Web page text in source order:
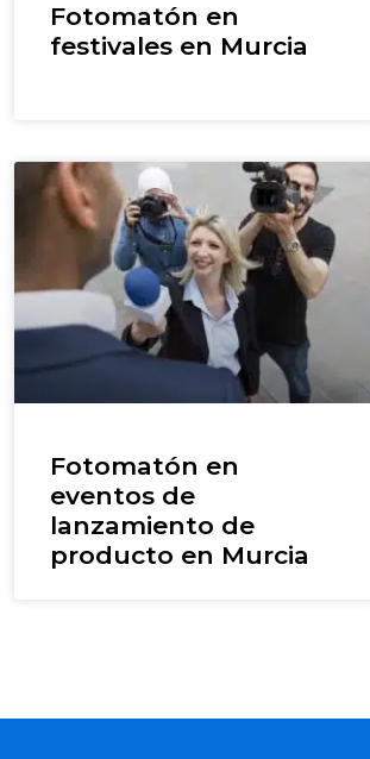
Fotomatón en
festivales en Murcia
Fotomatón en
eventos de
lanzamiento de
producto en Murcia